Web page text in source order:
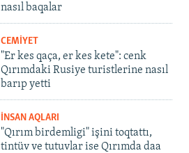
nasıl baqalar
CEMİYET
"Er kes qaça, er kes kete": cenk
Qırımdaki Rusiye turistlerine nasıl
barıp yetti
İNSAN AQLARI
"Qırım birdemligi" işini toqtattı,
tintüv ve tutuvlar ise Qırımda daa